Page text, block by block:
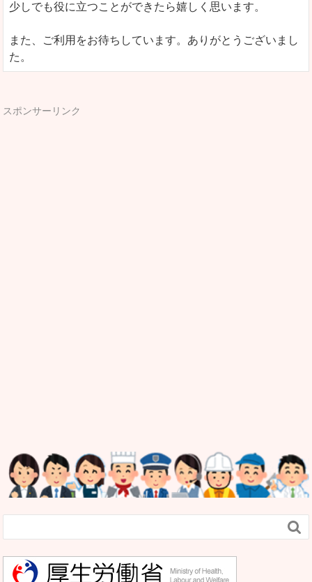
少しでも役に立つことができたら嬉しく思います。
また、ご利用をお待ちしています。ありがとうございまし
た。
スポンサーリンク
